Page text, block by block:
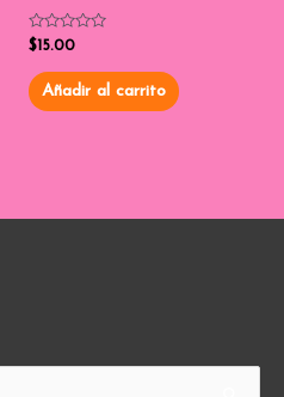
Valorado
con
de
5
$15.00
Añadir al carrito